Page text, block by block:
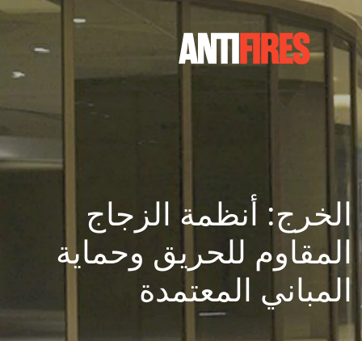
الخرج: أنظمة الزجاج
المقاوم للحريق وحماية
المباني المعتمدة